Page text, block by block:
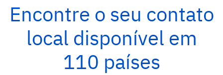
Encontre o seu contato
local disponível em
110 países